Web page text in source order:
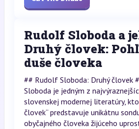
Rudolf Sloboda a
Druhý človek:
duše človeka
## Rudolf Sloboda: Druhý človek
Sloboda je jedným z
slovenskej modernej literatúry,
človek“ predstavuje unikátnu
obyčajného človeka žijúceho